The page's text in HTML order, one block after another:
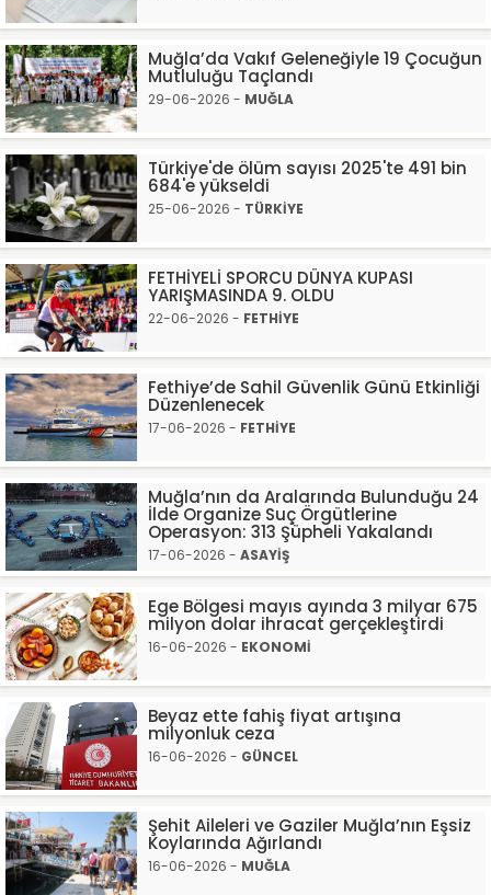
Muğla’da Vakıf Geleneğiyle 19 Çocuğun
Mutluluğu Taçlandı
29-06-2026 - MUĞLA
Türkiye'de ölüm sayısı 2025'te 491 bin
684'e yükseldi
25-06-2026 - TÜRKİYE
FETHİYELİ SPORCU DÜNYA KUPASI
YARIŞMASINDA 9. OLDU
22-06-2026 - FETHİYE
Fethiye’de Sahil Güvenlik Günü Etkinliği
Düzenlenecek
17-06-2026 - FETHİYE
Muğla’nın da Aralarında Bulunduğu 24
İlde Organize Suç Örgütlerine
Operasyon: 313 Şüpheli Yakalandı
17-06-2026 - ASAYİŞ
Ege Bölgesi mayıs ayında 3 milyar 675
milyon dolar ihracat gerçekleştirdi
16-06-2026 - EKONOMİ
Beyaz ette fahiş fiyat artışına
milyonluk ceza
16-06-2026 - GÜNCEL
Şehit Aileleri ve Gaziler Muğla’nın Eşsiz
Koylarında Ağırlandı
16-06-2026 - MUĞLA